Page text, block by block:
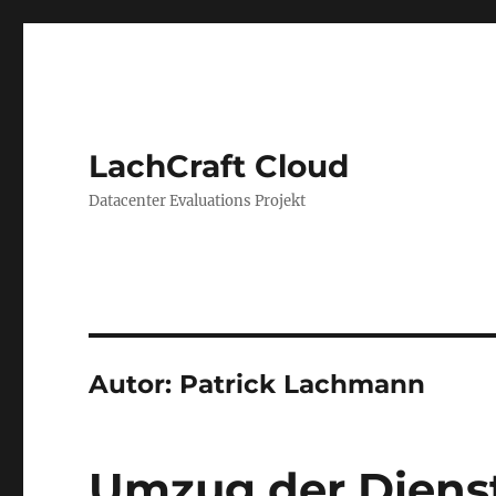
LachCraft Cloud
Datacenter Evaluations Projekt
Autor: Patrick Lachmann